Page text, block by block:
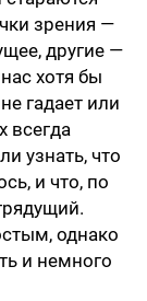
зрения —
другие —
хотя бы
гадает или
всегда
узнать, что
и что, по
однако
и немного